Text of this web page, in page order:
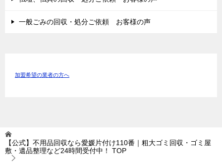
一般ごみの回収・処分ご依頼 お客様の声
加盟希望の業者の方へ
【公式】不用品回収なら愛媛片付け110番｜粗大ゴミ回収・ゴミ屋
敷・遺品整理など24時間受付中！
TOP